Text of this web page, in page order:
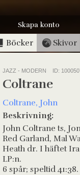
Skapa konto
Böcker Skivor
JAZZ - MODERN ID:
Coltrane
Coltrane, John
Beskrivning:
John Coltrane ts,
Red Garland, Mal
Heath dr. I häftet
LP:n.
6 spår; speltid 41:38.